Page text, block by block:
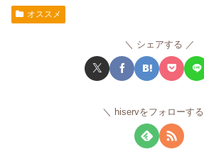
オススメ
シェアする
hiservをフォローする